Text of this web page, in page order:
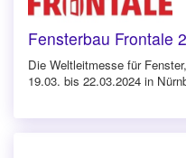
Fensterbau Frontale
Die Weltleitmesse für
19.03. bis 22.03.2024 in